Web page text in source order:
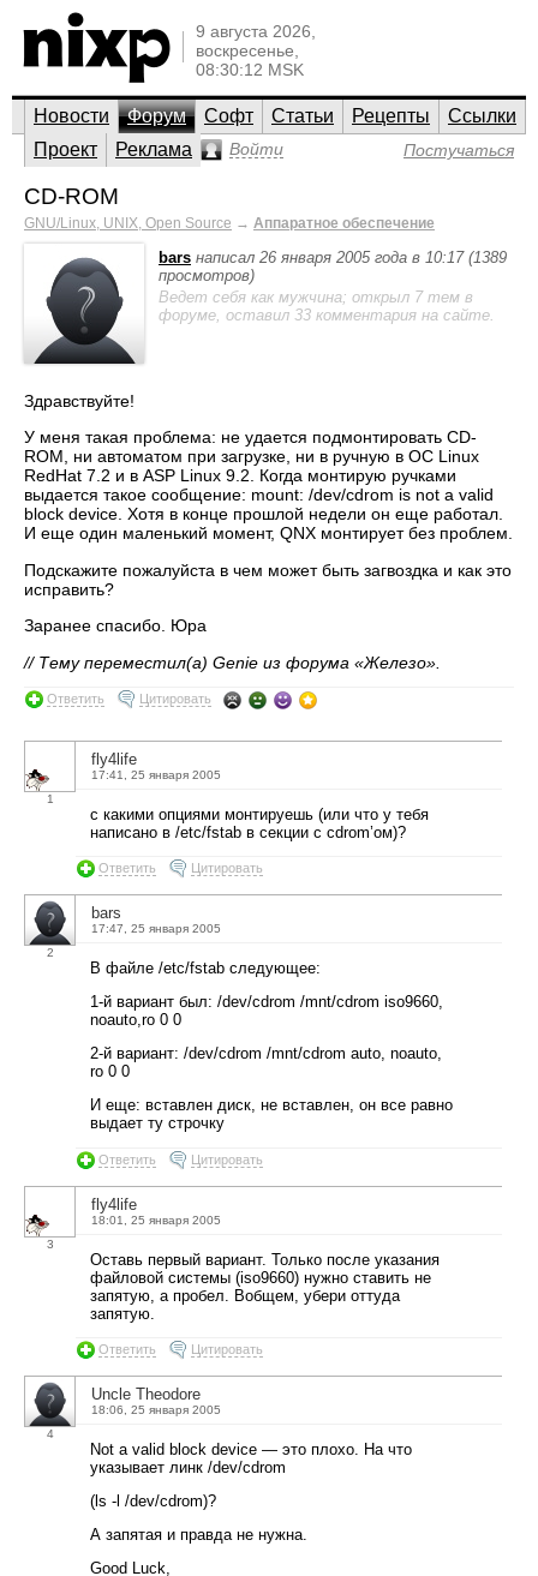
9 августа 2026,
воскресенье,
08:30:12 MSK
Новости Форум Софт Статьи Рецепты
Ссылки
Проект
Реклама Войти Постучаться
CD-ROM
GNU/Linux, UNIX, Open Source → Аппаратное обеспечение
bars написал 26 января 2005 года в 10:17 (1389
просмотров)
Ведет себя как мужчина; открыл 7 тем в
форуме, оставил 33 комментария на сайте.
Здравствуйте!
У меня такая проблема: не удается подмонтировать CD-
ROM, ни автоматом при загрузке, ни в ручную в ОС Linux
RedHat 7.2 и в ASP Linux 9.2. Когда монтирую ручками
выдается такое сообщение: mount: /dev/cdrom is not a valid
block device. Хотя в конце прошлой недели он еще работал.
И еще один маленький момент, QNX монтирует без проблем.
Подскажите пожалуйста в чем может быть загвоздка и как это
исправить?
Заранее спасибо. Юра
// Тему переместил(а) Genie из форума «Железо».
Ответить Цитировать
1
fly4life
17:41, 25 января 2005
с какими опциями монтируешь (или что у тебя
написано в /etc/fstab в секции с cdrom’ом)?
Ответить Цитировать
2
bars
17:47, 25 января 2005
В файле /etc/fstab следующее:
1-й вариант был: /dev/cdrom /mnt/cdrom iso9660,
noauto,ro 0 0
2-й вариант: /dev/cdrom /mnt/cdrom auto, noauto,
ro 0 0
И еще: вставлен диск, не вставлен, он все равно
выдает ту строчку
Ответить Цитировать
3
fly4life
18:01, 25 января 2005
Оставь первый вариант. Только после указания
файловой системы (iso9660) нужно ставить не
запятую, а пробел. Вобщем, убери оттуда
запятую.
Ответить Цитировать
4
Uncle Theodore
18:06, 25 января 2005
Not a valid block device — это плохо. На что
указывает линк /dev/cdrom
(ls -l /dev/cdrom)?
А запятая и правда не нужна.
Good Luck,